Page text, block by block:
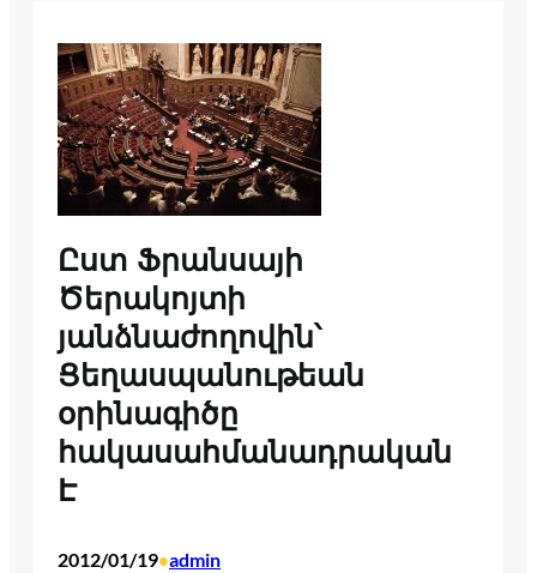
Ըստ Ֆրանսայի
Ծերակոյտի
յանձնաժողովին՝
Ցեղասպանութեան
օրինագիծը
հակասահմանադրական
Է
2012/01/19•admin